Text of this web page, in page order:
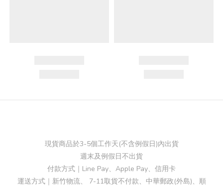
現貨商品於3-5個工作天(不含例假日)內出貨
週末及例假日不出貨
付款方式｜Line Pay、Apple Pay、信用卡
運送方式｜新竹物流、 7-11取貨不付款、中華郵政(外島)、順